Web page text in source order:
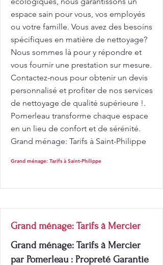
espace sain pour vous, vos employés
ou votre famille. Vous avez des besoins
spécifiques en matière de nettoyage?
Nous sommes là pour y répondre et
vous fournir une prestation sur mesure.
Contactez-nous pour obtenir un devis
personnalisé et profiter de nos services
de nettoyage de qualité supérieure !.
Pomerleau transforme chaque espace
en un lieu de confort et de sérénité.
Grand ménage: Tarifs à Saint-Philippe
Grand ménage: Tarifs à Saint-Philippe
Grand ménage: Tarifs à Mercier
Grand ménage: Tarifs à Mercier
par Pomerleau : Propreté Garantie